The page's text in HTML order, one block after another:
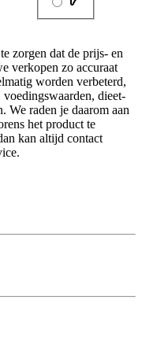
zorgen dat de prijs- en
verkopen zo accuraat
worden verbeterd,
dieet-
We raden je daarom aan
het product te
kan altijd contact